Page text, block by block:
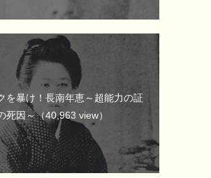
を暴け！長南年恵～超能力の証
死因～（40,963 view）